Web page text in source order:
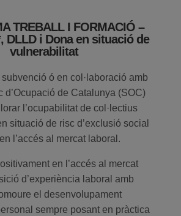
TREBALL I FORMACIÓ –
DLLD i Dona en situació de
vulnerabilitat
subvenció ó en col·laboració amb
d’Ocupació de Catalunya (SOC)
l’ocupabilitat de col·lectius
situació de risc d’exclusió social
l’accés al mercat laboral.
en l’accés al mercat
d’experiència laboral amb
el desenvolupament
sempre posant en pràctica